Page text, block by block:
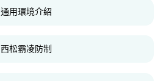
通用環境介紹
西松霸凌防制